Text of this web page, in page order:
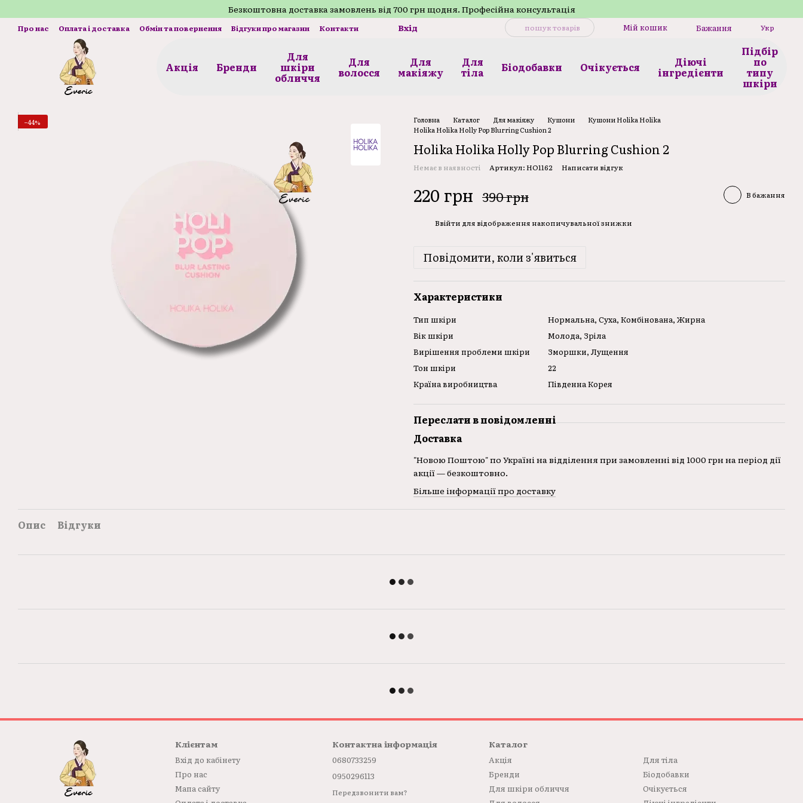
Безкоштовнa доставка замовлень від 700 грн щодня. Професійна консультація
Про нас Оплата і доставка Обмін та повернення Відгуки про магазин Контакти Вхід Мій кошик Бажання Укр
Акція Бренди
Для
шкіри
обличчя
Для
волосся
Для
макіяжу
Для
тілa Біодобавки Очікується Діючі
інгредієнти
Підбір
по
типу
шкіри
−44% Головна Каталог Для макіяжу Кушони
Кушони Holika Holika
Holika Holika Holly Pop Blurring Cushion 2
Holika Holika Holly Pop Blurring Cushion 2
Немає в наявності Артикул: HO1162 Написати відгук
220 грн 390 грн В бажання
Ввійти для відображення накопичувальної знижки
Повідомити, коли з'явиться
Характеристики
Тип шкіри
Нормальна, Суха, Комбінована, Жирна
Вік шкіри
Молода, Зріла
Вирішення проблеми шкіри
Зморшки, Лущення
Тон шкіри
22
Країна виробництва
Південна Корея
Переслати в повідомленні
Доставка
"Новою Поштою" по Україні на відділення при замовленні від 1000 грн на період дії
акції — безкоштовно.
Більше інформації про доставку
Опис Відгуки
Клієнтам
Вхід до кабінету
Про нас
Мапа сайту
Контактна інформація
0680733259
0950296113
Передзвонити вам?
Каталог
Акція
Бренди
Для шкіри обличчя
Для тілa
Біодобавки
Очікується